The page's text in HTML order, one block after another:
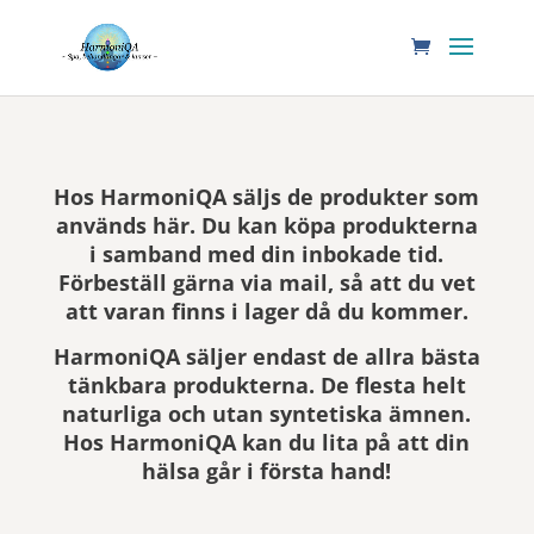
Hos HarmoniQA säljs de produkter som
används här. Du kan köpa produkterna
i samband med din inbokade tid.
Förbeställ gärna via mail, så att du vet
att varan finns i lager då du kommer.
HarmoniQA säljer endast de allra bästa
tänkbara produkterna. De flesta helt
naturliga och utan syntetiska ämnen.
Hos HarmoniQA kan du lita på att din
hälsa går i första hand!